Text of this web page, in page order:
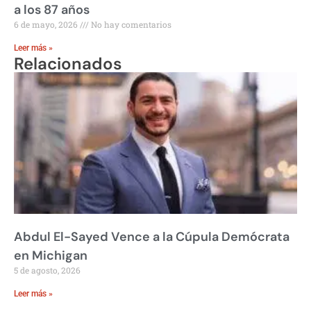
a los 87 años
6 de mayo, 2026 No hay comentarios
Leer más »
Relacionados
Abdul El-Sayed Vence a la Cúpula Demócrata
en Michigan
5 de agosto, 2026
Leer más »